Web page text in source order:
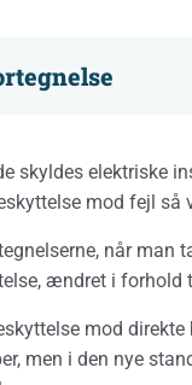
skyldes elektriske
mod fejl så
når man
ændret i forhold
mod direkte
men i den nye